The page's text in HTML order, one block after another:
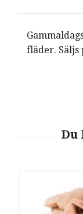
fläder. Säljs